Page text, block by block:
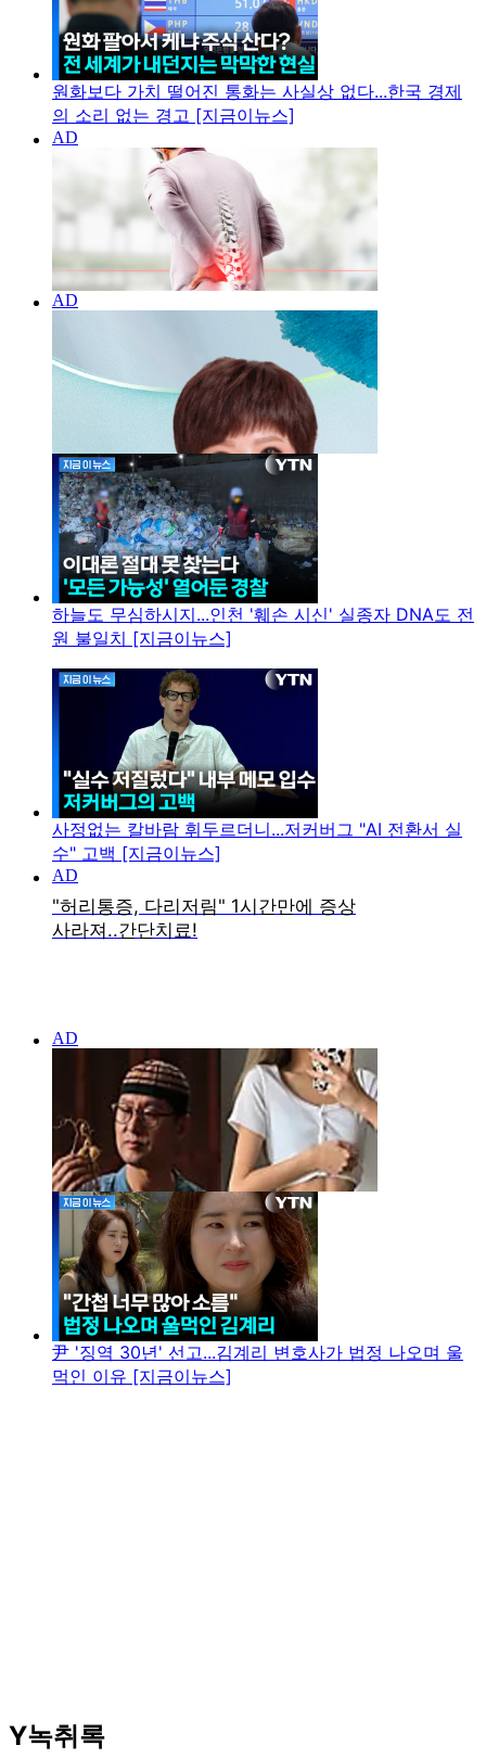
원화보다 가치 떨어진 통화는 사실상 없다...한국 경제
의 소리 없는 경고 [지금이뉴스]
하늘도 무심하시지...인천 '훼손 시신' 실종자 DNA도 전
원 불일치 [지금이뉴스]
사정없는 칼바람 휘두르더니...저커버그 "AI 전환서 실
수" 고백 [지금이뉴스]
尹 '징역 30년' 선고...김계리 변호사가 법정 나오며 울
먹인 이유 [지금이뉴스]
Y녹취록